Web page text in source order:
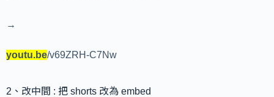
→
youtu.be/v69ZRH-C7Nw
2、改中間 : 把 shorts 改為 embed